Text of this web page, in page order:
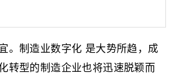
。制造业数字化 是大势所趋，成
转型的制造企业也将迅速脱颖而